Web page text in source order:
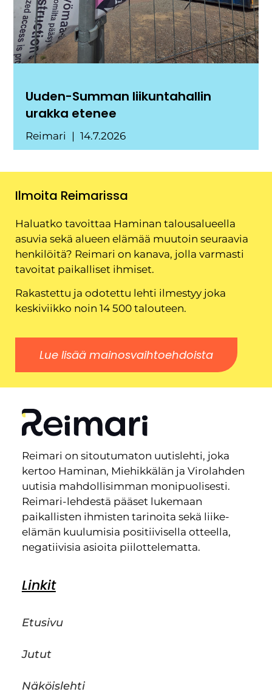
Uuden-Summan liikuntahallin
urakka etenee
Reimari 14.7.2026
Ilmoita Reimarissa
Haluatko tavoittaa Haminan talousalueella
asuvia sekä alueen elämää muutoin seuraavia
henkilöitä? Reimari on kanava, jolla varmasti
tavoitat paikalliset ihmiset.
Rakastettu ja odotettu lehti ilmestyy joka
keskiviikko noin 14 500 talouteen.
Lue lisää mainosvaihtoehdoista
Reimari on sitoutumaton uutislehti, joka
kertoo Haminan, Miehikkälän ja Virolahden
uutisia mahdollisimman monipuolisesti.
Reimari-lehdestä pääset lukemaan
paikallisten ihmisten tarinoita sekä liike-
elämän kuulumisia positiivisella otteella,
negatiivisia asioita piilottelematta.
Linkit
Etusivu
Jutut
Näköislehti